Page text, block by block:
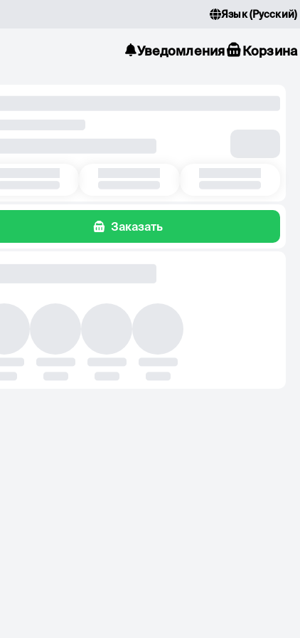
Язык(Русский)
Уведомления Корзина
Заказать